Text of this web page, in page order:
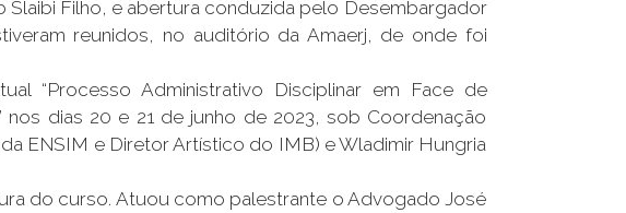
Slaibi Filho, e abertura conduzida pelo Desembargador
reunidos, no auditório da Amaerj, de onde foi
“Processo Administrativo Disciplinar em Face de
dias 20 e 21 de junho de 2023, sob Coordenação
ENSIM e Diretor Artístico do IMB) e Wladimir Hungria
do curso. Atuou como palestrante o Advogado José